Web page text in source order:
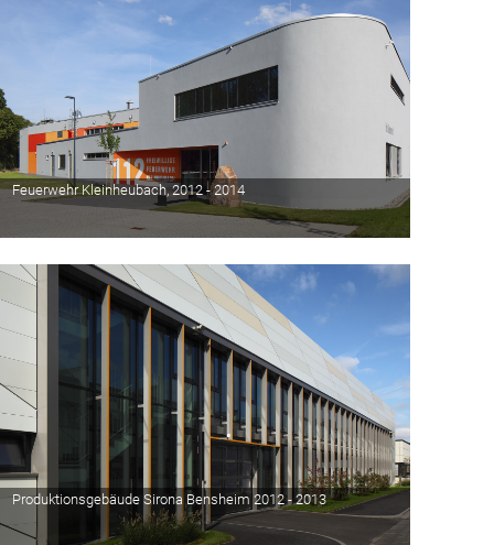
Feuerwehr Kleinheubach, 2012 - 2014
Produktionsgebäude Sirona Bensheim 2012 - 2013